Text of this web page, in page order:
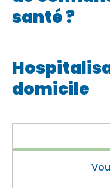
santé ?
domicile